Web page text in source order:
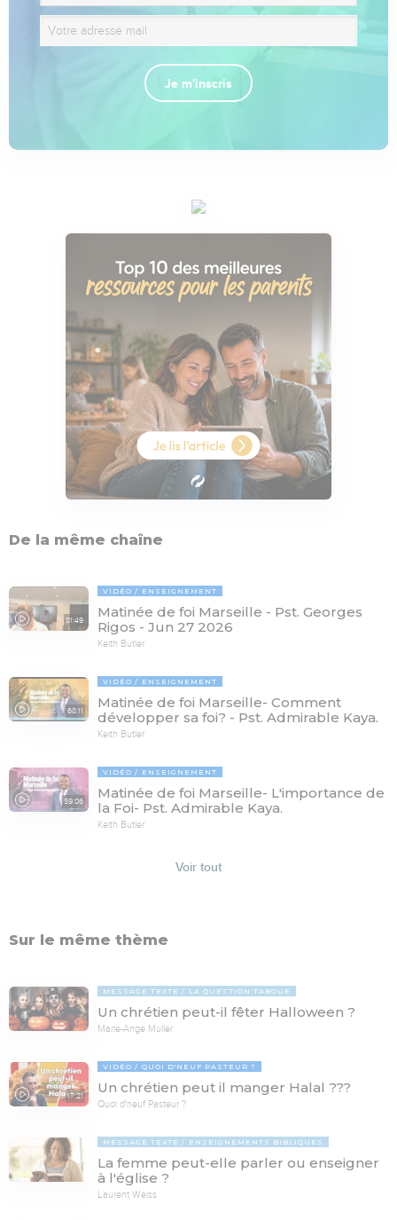
Je m'inscris
De la même chaîne
81:49
VIDÉO ENSEIGNEMENT
Matinée de foi Marseille - Pst. Georges
Rigos - Jun 27 2026
Keith Butler
68:11
VIDÉO ENSEIGNEMENT
Matinée de foi Marseille- Comment
développer sa foi? - Pst. Admirable Kaya.
Keith Butler
59:06
VIDÉO ENSEIGNEMENT
Matinée de foi Marseille- L'importance de
la Foi- Pst. Admirable Kaya.
Keith Butler
Voir tout
Sur le même thème
MESSAGE TEXTE LA QUESTION TABOUE
Un chrétien peut-il fêter Halloween ?
Marie-Ange Muller
17:21
VIDÉO QUOI D'NEUF PASTEUR ?
Un chrétien peut il manger Halal ???
Quoi d'neuf Pasteur ?
MESSAGE TEXTE ENSEIGNEMENTS BIBLIQUES
La femme peut-elle parler ou enseigner
à l'église ?
Laurent Weiss